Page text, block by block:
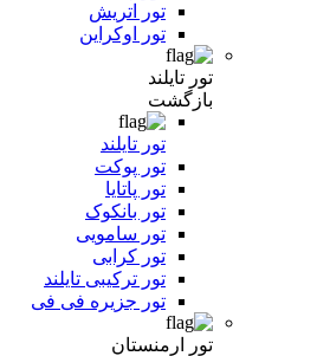
تور اتریش
تور اوکراین
تور تایلند
بازگشت
تور تایلند
تور پوکت
تور پاتایا
تور بانکوک
تور سامویی
تور کرابی
تور ترکیبی تایلند
تور جزیره فی فی
تور ارمنستان